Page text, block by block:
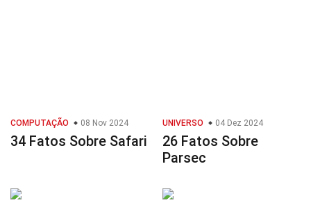
COMPUTAÇÃO 08 Nov 2024
34 Fatos Sobre Safari
UNIVERSO 04 Dez 2024
26 Fatos Sobre
Parsec